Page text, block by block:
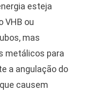
esteja
VHB ou
mas
metálicos para
a angulação do
causem